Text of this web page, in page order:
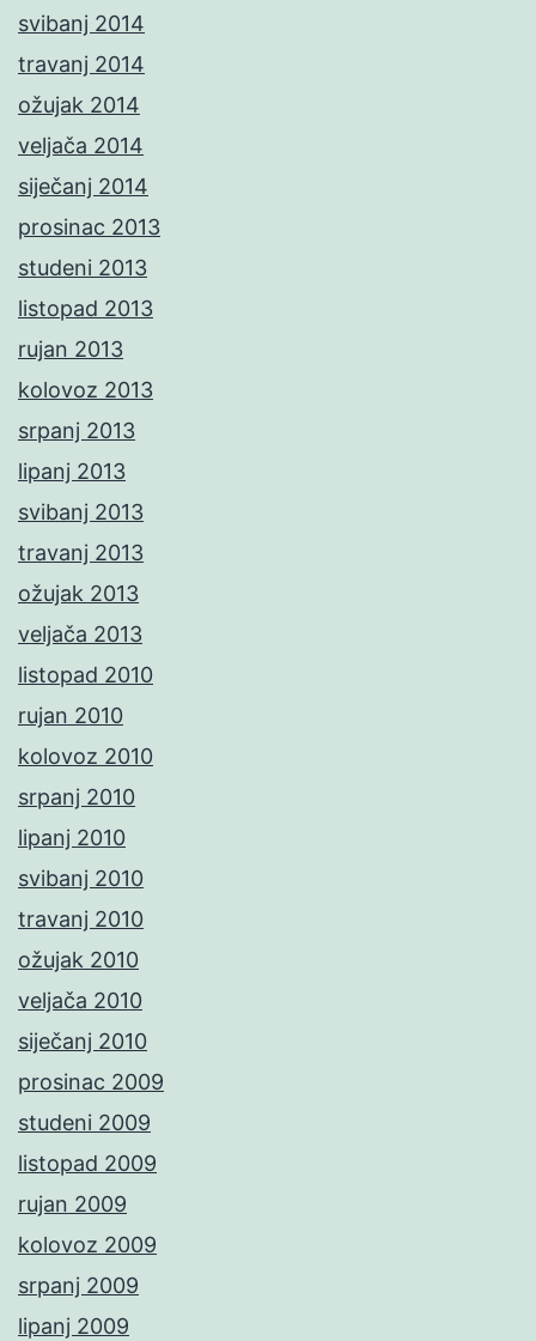
svibanj 2014
travanj 2014
ožujak 2014
veljača 2014
siječanj 2014
prosinac 2013
studeni 2013
listopad 2013
rujan 2013
kolovoz 2013
srpanj 2013
lipanj 2013
svibanj 2013
travanj 2013
ožujak 2013
veljača 2013
listopad 2010
rujan 2010
kolovoz 2010
srpanj 2010
lipanj 2010
svibanj 2010
travanj 2010
ožujak 2010
veljača 2010
siječanj 2010
prosinac 2009
studeni 2009
listopad 2009
rujan 2009
kolovoz 2009
srpanj 2009
lipanj 2009